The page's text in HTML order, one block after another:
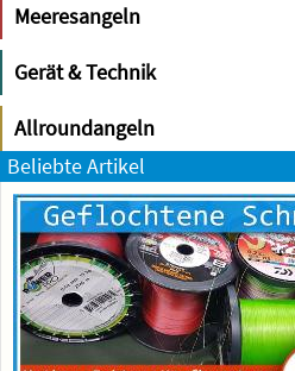
Meeresangeln
Gerät & Technik
Allroundangeln
Beliebte Artikel